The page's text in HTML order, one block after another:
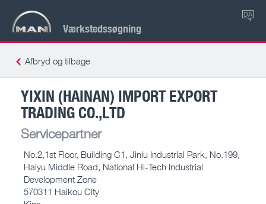
Værkstedssøgning
DA
Afbryd og tilbage
YIXIN (HAINAN) IMPORT EXPORT
TRADING CO.,LTD
Servicepartner
No.2,1st Floor, Building C1, Jinlu Industrial Park, No.199,
Haiyu Middle Road, National Hi-Tech Industrial
Development Zone
570311 Haikou City